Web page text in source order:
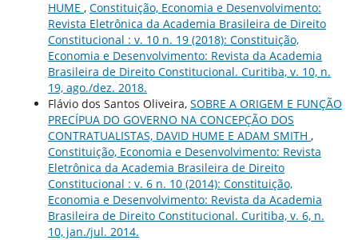
HUME , Constituição, Economia e Desenvolvimento:
Revista Eletrônica da Academia Brasileira de Direito
Constitucional : v. 10 n. 19 (2018): Constituição,
Economia e Desenvolvimento: Revista da Academia
Brasileira de Direito Constitucional. Curitiba, v. 10, n.
19, ago./dez. 2018.
Flávio dos Santos Oliveira, SOBRE A ORIGEM E FUNÇÃO
PRECÍPUA DO GOVERNO NA CONCEPÇÃO DOS
CONTRATUALISTAS, DAVID HUME E ADAM SMITH ,
Constituição, Economia e Desenvolvimento: Revista
Eletrônica da Academia Brasileira de Direito
Constitucional : v. 6 n. 10 (2014): Constituição,
Economia e Desenvolvimento: Revista da Academia
Brasileira de Direito Constitucional. Curitiba, v. 6, n.
10, jan./jul. 2014.